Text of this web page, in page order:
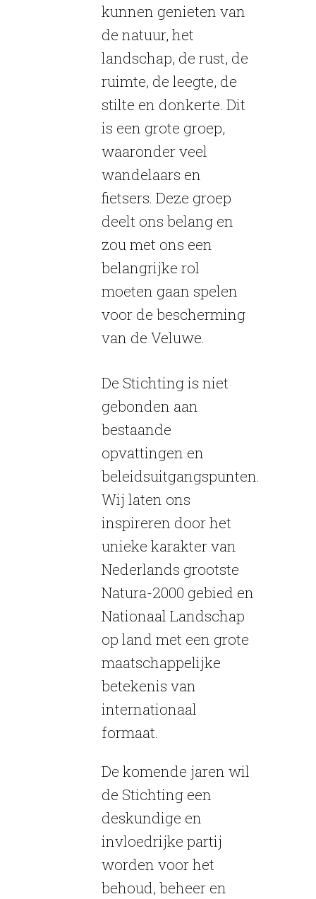
kunnen genieten van
de natuur, het
landschap, de rust, de
ruimte, de leegte, de
stilte en donkerte. Dit
is een grote groep,
waaronder veel
wandelaars en
fietsers. Deze groep
deelt ons belang en
zou met ons een
belangrijke rol
moeten gaan spelen
voor de bescherming
van de Veluwe.
De Stichting is niet
gebonden aan
bestaande
opvattingen en
beleidsuitgangspunten.
Wij laten ons
inspireren door het
unieke karakter van
Nederlands grootste
Natura-2000 gebied en
Nationaal Landschap
op land met een grote
maatschappelijke
betekenis van
internationaal
formaat.
De komende jaren wil
de Stichting een
deskundige en
invloedrijke partij
worden voor het
behoud, beheer en